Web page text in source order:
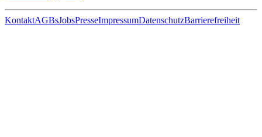
KontaktAGBsJobsPresseImpressumDatenschutzBarrierefreiheit